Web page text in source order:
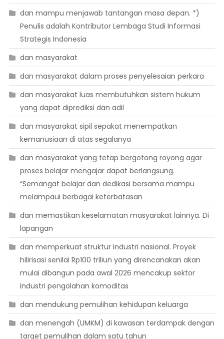
dan mampu menjawab tantangan masa depan. *)
Penulis adalah Kontributor Lembaga Studi Informasi
Strategis Indonesia
dan masyarakat
dan masyarakat dalam proses penyelesaian perkara
dan masyarakat luas membutuhkan sistem hukum
yang dapat diprediksi dan adil
dan masyarakat sipil sepakat menempatkan
kemanusiaan di atas segalanya
dan masyarakat yang tetap bergotong royong agar
proses belajar mengajar dapat berlangsung.
“Semangat belajar dan dedikasi bersama mampu
melampaui berbagai keterbatasan
dan memastikan keselamatan masyarakat lainnya. Di
lapangan
dan memperkuat struktur industri nasional. Proyek
hilirisasi senilai Rp100 triliun yang direncanakan akan
mulai dibangun pada awal 2026 mencakup sektor
industri pengolahan komoditas
dan mendukung pemulihan kehidupan keluarga
dan menengah (UMKM) di kawasan terdampak dengan
target pemulihan dalam satu tahun